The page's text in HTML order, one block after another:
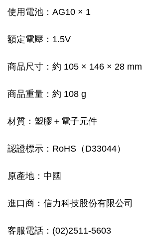
使用電池：AG10 × 1
額定電壓：1.5V
商品尺寸：約 105 × 146 × 28 mm
商品重量：約 108 g
材質：塑膠＋電子元件
認證標示：RoHS（D33044）
原產地：中國
進口商：信力科技股份有限公司
客服電話：(02)2511-5603